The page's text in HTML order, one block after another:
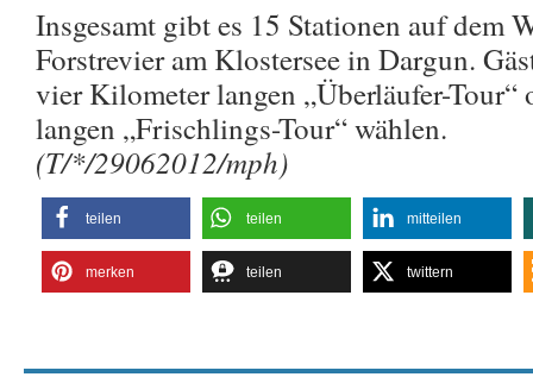
Insgesamt gibt es 15 Stationen auf dem
Forstrevier am Klostersee in Dargun.
vier Kilometer langen „Überläufer-
langen „Frischlings-Tour“ wählen.
(T/*/29062012/mph)
teilen teilen mitteilen
merken teilen twittern